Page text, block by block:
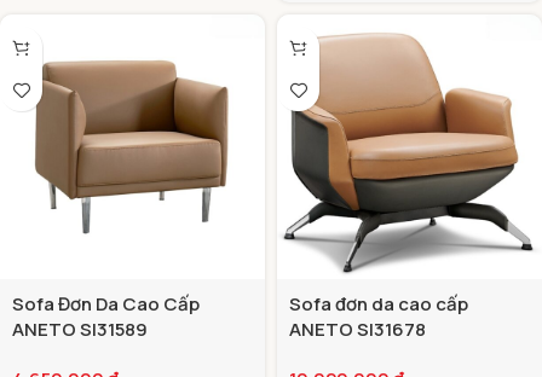
Sofa Đơn Da Cao Cấp
ANETO SI31589
Sofa đơn da cao cấp
ANETO SI31678